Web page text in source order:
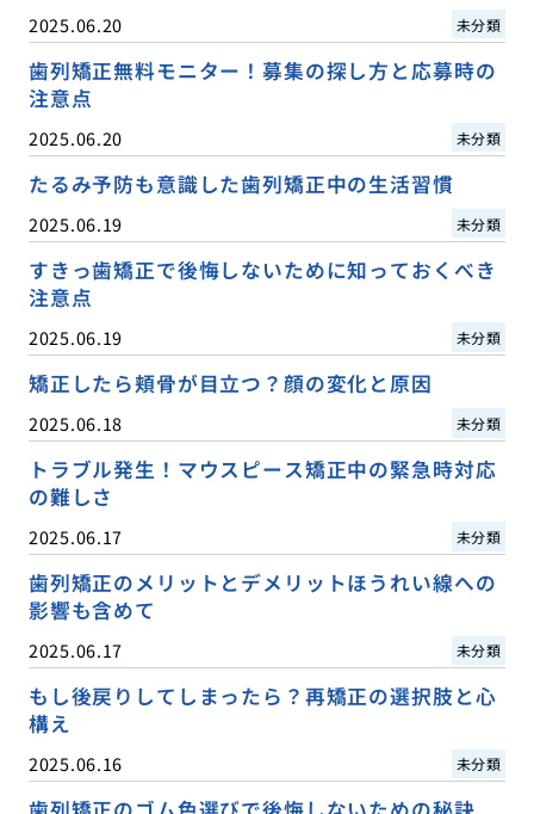
2025.06.20 未分類
歯列矯正無料モニター！募集の探し方と応募時の
注意点
2025.06.20 未分類
たるみ予防も意識した歯列矯正中の生活習慣
2025.06.19 未分類
すきっ歯矯正で後悔しないために知っておくべき
注意点
2025.06.19 未分類
矯正したら頬骨が目立つ？顔の変化と原因
2025.06.18 未分類
トラブル発生！マウスピース矯正中の緊急時対応
の難しさ
2025.06.17 未分類
歯列矯正のメリットとデメリットほうれい線への
影響も含めて
2025.06.17 未分類
もし後戻りしてしまったら？再矯正の選択肢と心
構え
2025.06.16 未分類